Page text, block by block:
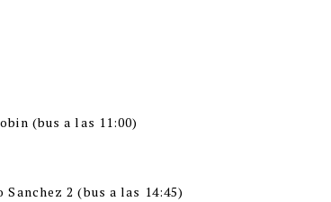
(bus a las 11:00)
Sanchez 2 (bus a las 14:45)